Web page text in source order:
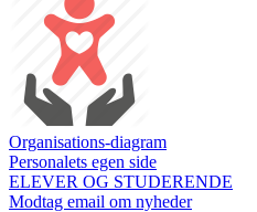
Organisations-diagram
Personalets egen side
ELEVER OG STUDERENDE
Modtag email om nyheder